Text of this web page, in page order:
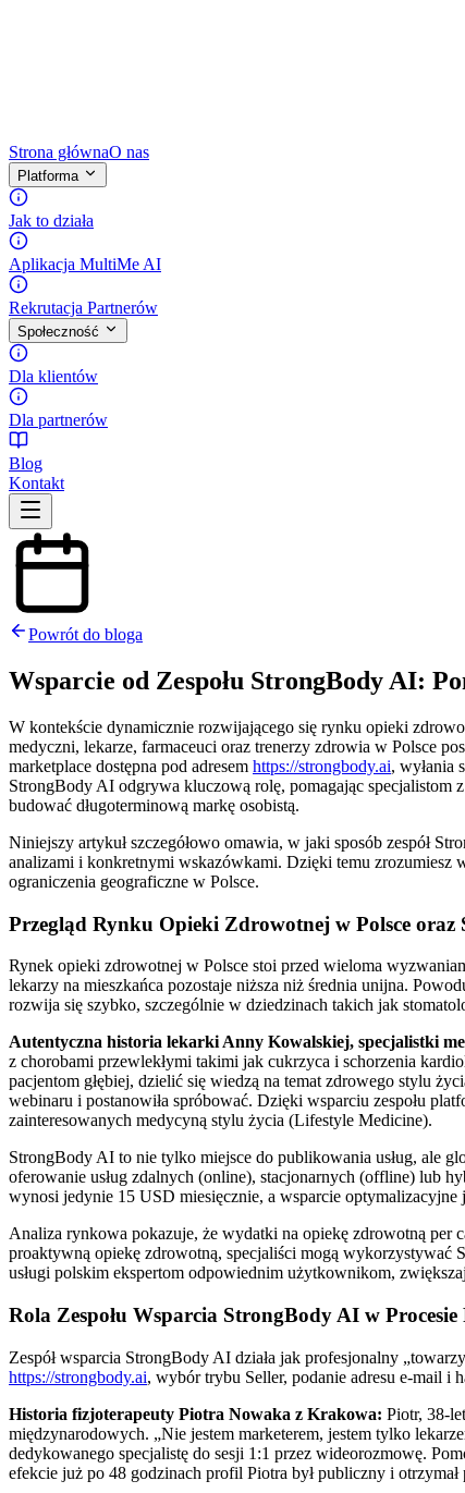
Strona głównaO nas
Platforma
Jak to działa
Aplikacja MultiMe AI
Rekrutacja Partnerów
Społeczność
Dla klientów
Dla partnerów
Blog
Kontakt
Powrót do bloga
Wsparcie od Zespołu StrongBody AI:
W kontekście dynamicznie rozwijającego się rynku opieki
medyczni, lekarze, farmaceuci oraz trenerzy zdrowia w Polsce
marketplace dostępna pod adresem https://strongbody.ai, wyłania
StrongBody AI odgrywa kluczową rolę, pomagając specjalistom
budować długoterminową markę osobistą.
Niniejszy artykuł szczegółowo omawia, w jaki sposób zespół
analizami i konkretnymi wskazówkami. Dzięki temu zrozumiesz
ograniczenia geograficzne w Polsce.
Przegląd Rynku Opieki Zdrowotnej w Polsce oraz
Rynek opieki zdrowotnej w Polsce stoi przed wieloma
lekarzy na mieszkańca pozostaje niższa niż średnia unijna.
rozwija się szybko, szczególnie w dziedzinach takich jak
Autentyczna historia lekarki Anny Kowalskiej, specjalistki
z chorobami przewlekłymi takimi jak cukrzyca i schorzenia
pacjentom głębiej, dzielić się wiedzą na temat zdrowego stylu
webinaru i postanowiła spróbować. Dzięki wsparciu zespołu
zainteresowanych medycyną stylu życia (Lifestyle Medicine).
StrongBody AI to nie tylko miejsce do publikowania usług, ale
oferowanie usług zdalnych (online), stacjonarnych (offline) lub
wynosi jedynie 15 USD miesięcznie, a wsparcie optymalizacyjne
Analiza rynkowa pokazuje, że wydatki na opiekę zdrowotną per
proaktywną opiekę zdrowotną, specjaliści mogą
usługi polskim ekspertom odpowiednim użytkownikom,
Rola Zespołu Wsparcia StrongBody AI w
Zespół wsparcia StrongBody AI działa jak profesjonalny
https://strongbody.ai, wybór trybu Seller, podanie adresu e-mail i
Historia fizjoterapeuty Piotra Nowaka z Krakowa: Piotr, 38-
międzynarodowych. „Nie jestem marketerem, jestem tylko
dedykowanego specjalistę do sesji 1:1 przez wideorozmowę.
efekcie już po 48 godzinach profil Piotra był publiczny i